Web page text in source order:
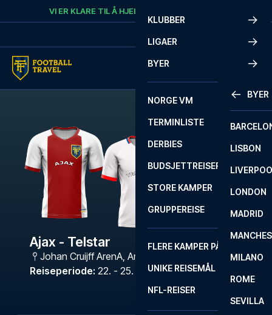
Skip to contentVI ER KLARE TIL Å HJELPE
KLUBBER
LIGAER
BYER
BYER
LISBON
LONDON
MADRID
MILANO
ROME
SEVILLA
NORGE VM
TERMINLISTE
DERBIES
BUDSJETTREISER
STORE KAMPER
GRUPPEREISE
FLERE KAMPER PÅ ÉN REISE
UNIKE REISEMÅL
NFL-REISER
Ajax - Telstar
Johan Cruijff ArenA, Amsterdam
Reiseperiode: 22. - 25. jan. 2027